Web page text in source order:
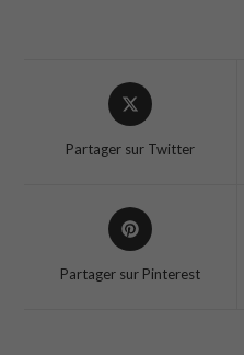
Opens
in
new
Partager sur Twitter
Opens
in
Partager sur Pinterest